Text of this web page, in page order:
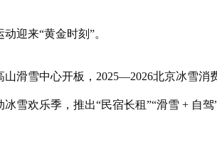
迎来“黄金时刻”。
滑雪中心开板，2025—2026北京冰雪消
雪欢乐季，推出“民宿长租”“滑雪 + 自